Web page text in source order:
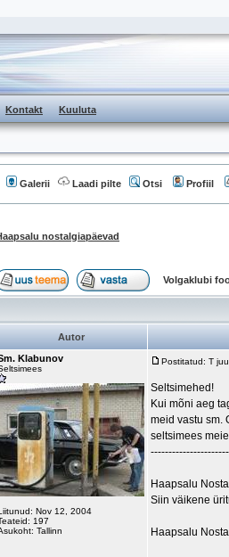
Kontakt Kuuluta
Galerii Laadi pilte Otsi Profiil
nostalgiapäevad
Volgaklubi
Autor
Klabunov
Nov 12, 2004
197
Tallinn
Postitatud: T
Seltsimehed!
Kui mõni aeg
meid vastu sm.
seltsimees
Haapsalu
Siin väikene
Haapsalu